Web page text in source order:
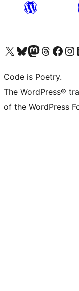
Visita il nostro account X (ex Twitter)
Visita il nostro account Bluesky
Visita il nostro account
Visita il nostro account
Visita laVisita
Code is Poetry.
The WordPress®
of the WordPress